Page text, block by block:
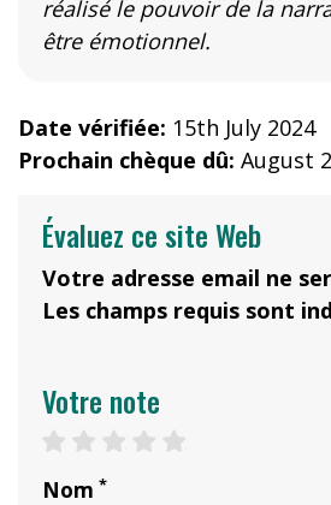
réalisé le pouvoir de la
être émotionnel.
Date vérifiée: 15th July 2024
Prochain chèque dû: August
Évaluez ce site Web
Votre adresse email ne
Les champs requis sont
Votre note
4 stars
3 stars
2 stars
1 star
Nom *